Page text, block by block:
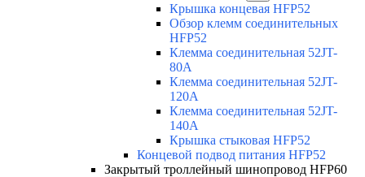
Крышка концевая HFP52
Обзор клемм соединительных
HFP52
Клемма соединительная 52JT-
80A
Клемма соединительная 52JT-
120A
Клемма соединительная 52JT-
140A
Крышка стыковая HFP52
Концевой подвод питания HFP52
Закрытый троллейный шинопровод HFP60